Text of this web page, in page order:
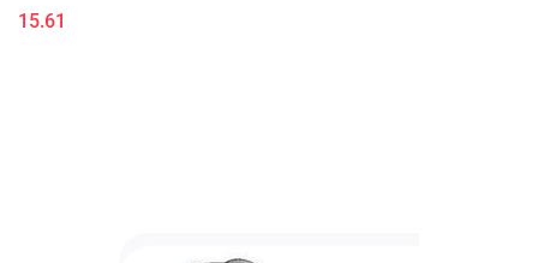
15.61